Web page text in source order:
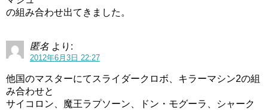
の組み合わせ出てきました。
匿名 より:
2012年6月3日 22:27
他国のマスターにてスライダークロボ、キラーマシン2の組
み合わせと
サイコロン、魔王ラプソーン、ドン・モグーラ、シャーク